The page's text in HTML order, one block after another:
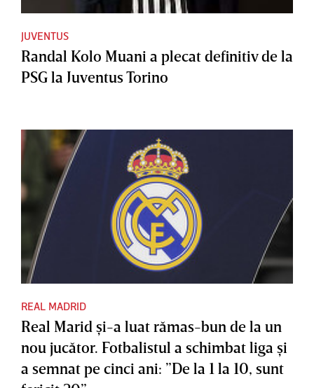
JUVENTUS
Randal Kolo Muani a plecat definitiv de la
PSG la Juventus Torino
REAL MADRID
Real Marid şi-a luat rămas-bun de la un
nou jucător. Fotbalistul a schimbat liga şi
a semnat pe cinci ani: ”De la 1 la 10, sunt